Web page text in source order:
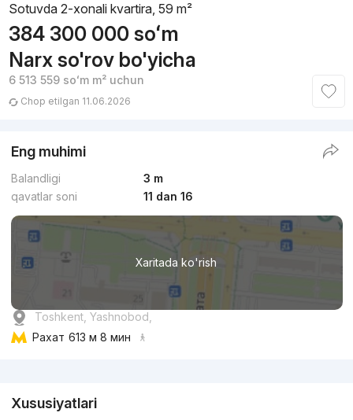
Sotuvda 2-xonali kvartira, 59 m²
384 300 000 soʻm
Narx so'rov bo'yicha
6 513 559 soʻmm² uchun
Chop etilgan 11.06.2026
Eng muhimi
Balandligi
3 m
qavatlar soni
11 dan 16
Xaritada ko'rish
Toshkent, Yashnobod,
Рахат 613 м 8 мин
Xususiyatlari